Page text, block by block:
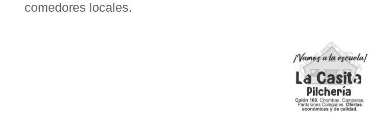
comedores locales.